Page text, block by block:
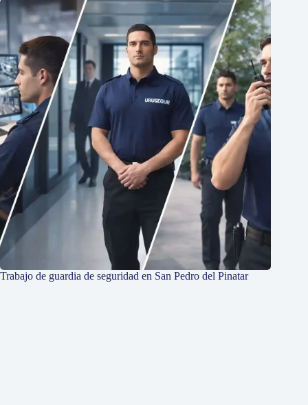
Trabajo de guardia de seguridad en San Pedro del Pinatar